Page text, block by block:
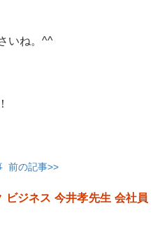
いね。^^
前の記事>>
ビジネス 今井孝先生 会社員